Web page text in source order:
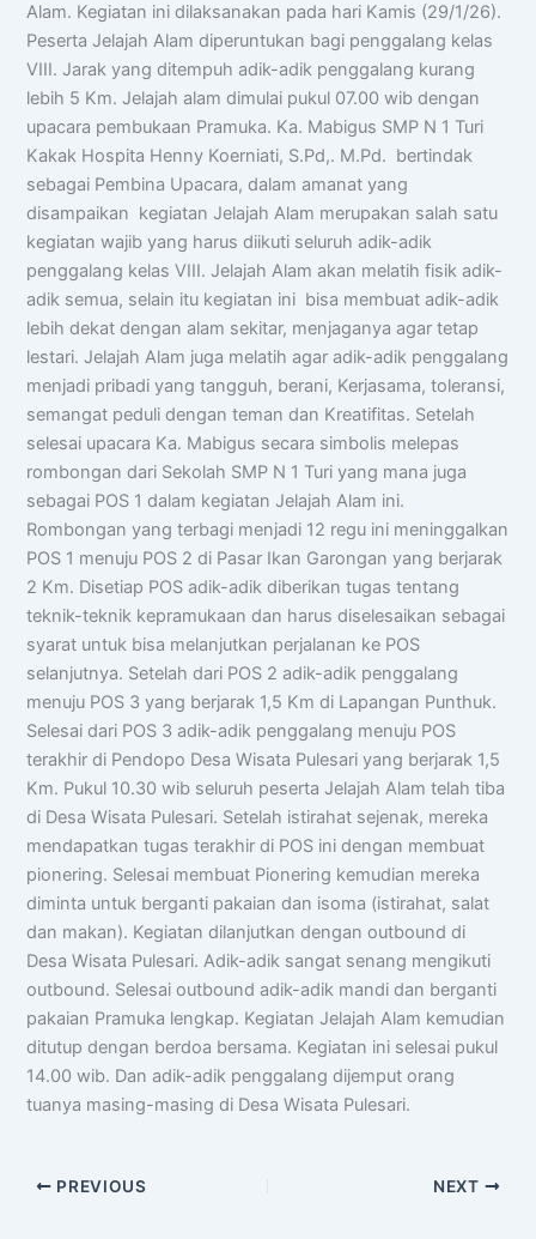
Alam. Kegiatan ini dilaksanakan pada hari Kamis (29/1/26).
Peserta Jelajah Alam diperuntukan bagi penggalang kelas
VIII. Jarak yang ditempuh adik-adik penggalang kurang
lebih 5 Km. Jelajah alam dimulai pukul 07.00 wib dengan
upacara pembukaan Pramuka. Ka. Mabigus SMP N 1 Turi
Kakak Hospita Henny Koerniati, S.Pd,. M.Pd. bertindak
sebagai Pembina Upacara, dalam amanat yang
disampaikan kegiatan Jelajah Alam merupakan salah satu
kegiatan wajib yang harus diikuti seluruh adik-adik
penggalang kelas VIII. Jelajah Alam akan melatih fisik adik-
adik semua, selain itu kegiatan ini bisa membuat adik-adik
lebih dekat dengan alam sekitar, menjaganya agar tetap
lestari. Jelajah Alam juga melatih agar adik-adik penggalang
menjadi pribadi yang tangguh, berani, Kerjasama, toleransi,
semangat peduli dengan teman dan Kreatifitas. Setelah
selesai upacara Ka. Mabigus secara simbolis melepas
rombongan dari Sekolah SMP N 1 Turi yang mana juga
sebagai POS 1 dalam kegiatan Jelajah Alam ini.
Rombongan yang terbagi menjadi 12 regu ini meninggalkan
POS 1 menuju POS 2 di Pasar Ikan Garongan yang berjarak
2 Km. Disetiap POS adik-adik diberikan tugas tentang
teknik-teknik kepramukaan dan harus diselesaikan sebagai
syarat untuk bisa melanjutkan perjalanan ke POS
selanjutnya. Setelah dari POS 2 adik-adik penggalang
menuju POS 3 yang berjarak 1,5 Km di Lapangan Punthuk.
Selesai dari POS 3 adik-adik penggalang menuju POS
terakhir di Pendopo Desa Wisata Pulesari yang berjarak 1,5
Km. Pukul 10.30 wib seluruh peserta Jelajah Alam telah tiba
di Desa Wisata Pulesari. Setelah istirahat sejenak, mereka
mendapatkan tugas terakhir di POS ini dengan membuat
pionering. Selesai membuat Pionering kemudian mereka
diminta untuk berganti pakaian dan isoma (istirahat, salat
dan makan). Kegiatan dilanjutkan dengan outbound di
Desa Wisata Pulesari. Adik-adik sangat senang mengikuti
outbound. Selesai outbound adik-adik mandi dan berganti
pakaian Pramuka lengkap. Kegiatan Jelajah Alam kemudian
ditutup dengan berdoa bersama. Kegiatan ini selesai pukul
14.00 wib. Dan adik-adik penggalang dijemput orang
tuanya masing-masing di Desa Wisata Pulesari.
PREVIOUS NEXT